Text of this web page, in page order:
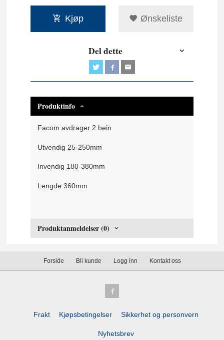
Kjøp Ønskeliste
Del dette
Produktinfo
Facom avdrager 2 bein
Utvendig 25-250mm
Invendig 180-380mm
Lengde 360mm
Produktanmeldelser (0)
Forside Bli kunde Logg inn Kontakt oss
Frakt Kjøpsbetingelser Sikkerhet og personvern
Nyhetsbrev